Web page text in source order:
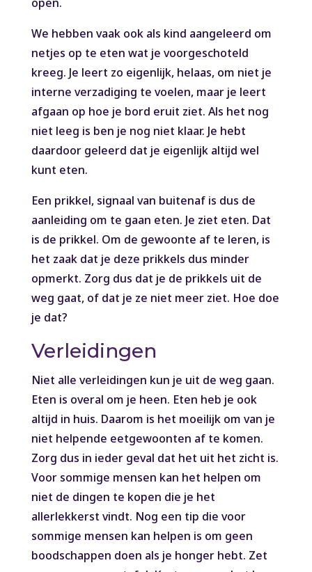
We hebben vaak ook als kind aangeleerd om
netjes op te eten wat je voorgeschoteld
kreeg. Je leert zo eigenlijk, helaas, om niet je
interne verzadiging te voelen, maar je leert
afgaan op hoe je bord eruit ziet. Als het nog
niet leeg is ben je nog niet klaar. Je hebt
daardoor geleerd dat je eigenlijk altijd wel
kunt eten.
Een prikkel, signaal van buitenaf is dus de
aanleiding om te gaan eten. Je ziet eten. Dat
is de prikkel. Om de gewoonte af te leren, is
het zaak dat je deze prikkels dus minder
opmerkt. Zorg dus dat je de prikkels uit de
weg gaat, of dat je ze niet meer ziet. Hoe doe
je dat?
Verleidingen
Niet alle verleidingen kun je uit de weg gaan.
Eten is overal om je heen. Eten heb je ook
altijd in huis. Daarom is het moeilijk om van je
niet helpende eetgewoonten af te komen.
Zorg dus in ieder geval dat het uit het zicht is.
Voor sommige mensen kan het helpen om
niet de dingen te kopen die je het
allerlekkerst vindt. Nog een tip die voor
sommige mensen kan helpen is om geen
boodschappen doen als je honger hebt. Zet